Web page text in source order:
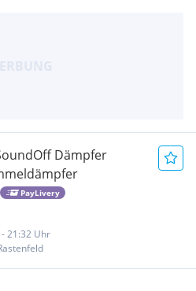
Dämpfer
PayLivery
21:32 Uhr